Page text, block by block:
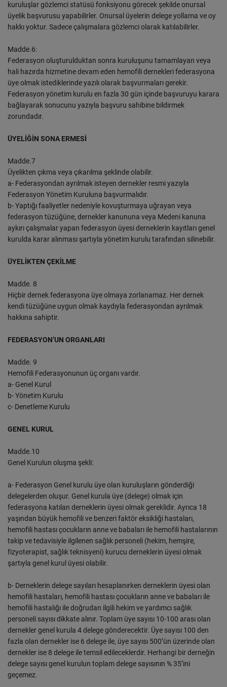
kuruluşlar gözlemci statüsü fonksiyonu görecek şekilde onursal
üyelik başvurusu yapabilirler. Onursal üyelerin delege yollama ve oy
hakkı yoktur. Sadece çalışmalara gözlemci olarak katılabilirler.
Madde.6:
Federasyon oluşturulduktan sonra kuruluşunu tamamlayan veya
hali hazırda hizmetine devam eden hemofili dernekleri federasyona
üye olmak istediklerinde yazılı olarak başvurmaları gerekir.
Federasyon yönetim kurulu en fazla 30 gün içinde başvuruyu karara
bağlayarak sonucunu yazıyla başvuru sahibine bildirmek
zorundadır.
ÜYELİĞİN SONA ERMESİ
Madde.7
Üyelikten çıkma veya çıkarılma şeklinde olabilir.
a- Federasyondan ayrılmak isteyen dernekler resmi yazıyla
Federasyon Yönetim Kuruluna başvurmalıdır.
b- Yaptığı faaliyetler nedeniyle kovuşturmaya uğrayan veya
federasyon tüzüğüne, dernekler kanununa veya Medeni kanuna
aykırı çalışmalar yapan federasyon üyesi derneklerin kayıtları genel
kurulda karar alınması şartıyla yönetim kurulu tarafından silinebilir.
ÜYELİKTEN ÇEKİLME
Madde. 8
Hiçbir dernek federasyona üye olmaya zorlanamaz. Her dernek
kendi tüzüğüne uygun olmak kaydıyla federasyondan ayrılmak
hakkına sahiptir.
FEDERASYON’UN ORGANLARI
Madde. 9
Hemofili Federasyonunun üç organı vardır.
a- Genel Kurul
b- Yönetim Kurulu
c- Denetleme Kurulu
GENEL KURUL
Madde.10
Genel Kurulun oluşma şekli:
a- Federasyon Genel kurulu üye olan kuruluşların gönderdiği
delegelerden oluşur. Genel kurula üye (delege) olmak için
federasyona katılan derneklerin üyesi olmak gereklidir. Ayrıca 18
yaşından büyük hemofili ve benzeri faktör eksikliği hastaları,
hemofili hastası çocukların anne ve babaları ile hemofili hastalarının
takip ve tedavisiyle ilgilenen sağlık personeli (hekim, hemşire,
fizyoterapist, sağlık teknisyeni) kurucu derneklerin üyesi olmak
şartıyla genel kurul üyesi olabilir.
b- Derneklerin delege sayıları hesaplanırken derneklerin üyesi olan
hemofili hastaları, hemofili hastası çocukların anne ve babaları ile
hemofili hastalığı ile doğrudan ilgili hekim ve yardımcı sağlık
personeli sayısı dikkate alınır. Toplam üye sayısı 10-100 arası olan
dernekler genel kurula 4 delege gönderecektir. Üye sayısı 100 den
fazla olan dernekler ise 6 delege ile, üye sayısı 500’ün üzerinde olan
dernekler ise 8 delege ile temsil edileceklerdir. Herhangi bir derneğin
delege sayısı genel kurulun toplam delege sayısının % 35’ini
geçemez.